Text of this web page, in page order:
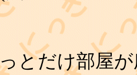
とだけ部屋